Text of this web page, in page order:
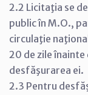
2.2 Licitaţia se
public în M.O.,
circulaţie
20 de zile
desfăşurarea ei.
2.3 Pentru